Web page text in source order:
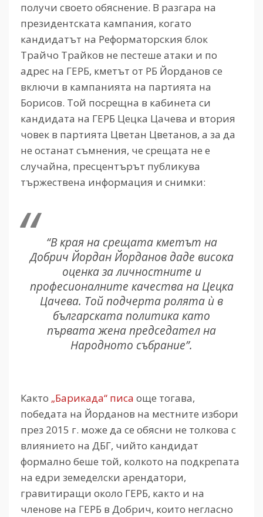
получи своето обяснение. В разгара на
президентската кампания, когато
кандидатът на Реформаторския блок
Трайчо Трайков не пестеше атаки и по
адрес на ГЕРБ, кметът от РБ Йорданов се
включи в кампанията на партията на
Борисов. Той посрещна в кабинета си
кандидата на ГЕРБ Цецка Цачева и втория
човек в партията Цветан Цветанов, а за да
не останат съмнения, че срещата не е
случайна, пресцентърът публикува
тържествена информация и снимки:
“В края на срещата кметът на
Добрич Йордан Йорданов даде висока
оценка за личностните и
професионалните качества на Цецка
Цачева. Той подчерта ролята ѝ в
българската политика като
първата жена председател на
Народното събрание”.
Както „Барикада“ писа още тогава,
победата на Йорданов на местните избори
през 2015 г. може да се обясни не толкова с
влиянието на ДБГ, чийто кандидат
формално беше той, колкото на подкрепата
на едри земеделски арендатори,
гравитиращи около ГЕРБ, както и на
членове на ГЕРБ в Добрич, които негласно